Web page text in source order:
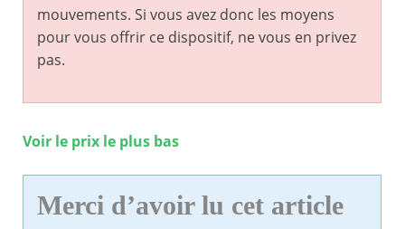
mouvements. Si vous avez donc les moyens
pour vous offrir ce dispositif, ne vous en privez
pas.
Voir le prix le plus bas
Merci d’avoir lu cet article